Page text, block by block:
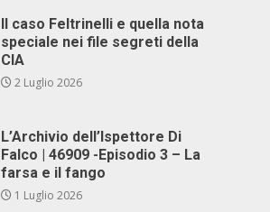
Il caso Feltrinelli e quella nota
speciale nei file segreti della
CIA
2 Luglio 2026
L’Archivio dell’Ispettore Di
Falco | 46909 -Episodio 3 – La
farsa e il fango
1 Luglio 2026